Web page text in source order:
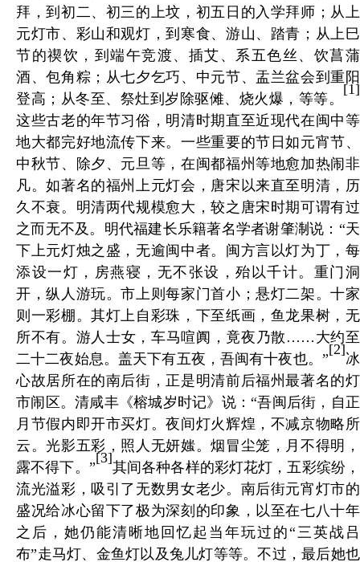
拜，到初二、初三的上坟，初五日的入学拜师；从上
元灯市、彩山和观灯，到寒食、游山、踏青；从上巳
节的禊饮，到端午竞渡、插艾、系五色丝、饮菖蒲
酒、包角粽；从七夕乞巧、中元节、盂兰盆会到重阳
登高；从冬至、祭灶到岁除驱傩、烧火爆，等等。
[1]
这些古老的年节习俗，明清时期直至近现代在闽中等
地大都完好地流传下来。一些重要的节日如元宵节、
中秋节、除夕、元旦等，在闽都福州等地愈加热闹非
凡。如著名的福州上元灯会，唐宋以来直至明清，历
久不衰。明清两代规模愈大，较之唐宋时期可谓有过
之而无不及。明代福建长乐籍著名学者谢肇淛说：“天
下上元灯烛之盛，无逾闽中者。闽方言以灯为丁，每
添设一灯，房燕寝，无不张设，殆以千计。重门洞
开，纵人游玩。市上则每家门首小；悬灯二架。十家
则一彩棚。其灯上自彩珠，下至纸画，鱼龙果树，无
所不有。游人士女，车马喧阗，竟夜乃散……大约至
二十二夜始息。盖天下有五夜，吾闽有十夜也。”
[2]
冰
心故居所在的南后街，正是明清前后福州最著名的灯
市闹区。清咸丰《榕城岁时记》说：“吾闽后街，自正
月节假内即开市买灯。夜间灯火辉煌，不减京物略所
云。光影五彩，照人无妍媸。烟冒尘笼，月不得明，
露不得下。”
[3]
其间各种各样的彩灯花灯，五彩缤纷，
流光溢彩，吸引了无数男女老少。南后街元宵灯市的
盛况给冰心留下了极为深刻的印象，以至在七八十年
之后，她仍能清晰地回忆起当年玩过的“三英战吕
布”走马灯、金鱼灯以及兔儿灯等等。不过，最后她也